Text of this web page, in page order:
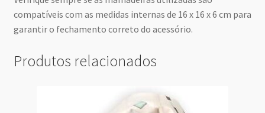
compatíveis com as medidas internas de 16 x 16 x 6 cm para
garantir o fechamento correto do acessório.
Produtos relacionados